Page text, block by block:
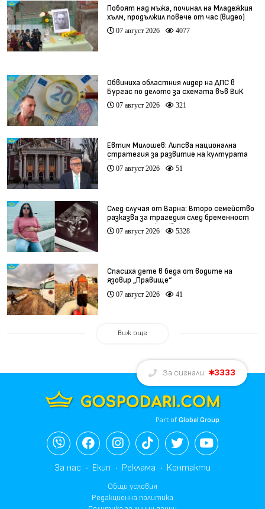
Побоят над мъжа, починал на Младежкия
хълм, продължил повече от час (видео)
07 август 2026 4077
Обвиниха областния лидер на ДПС в
Бургас по делото за схемата във ВиК
07 август 2026 321
Евтим Милошев: Липсва национална
стратегия за развитие на културата
(видео)
07 август 2026 51
След случая от Варна: Второ семейство
разказва за трагедия след бременност
при същия лекар (видео)
07 август 2026 5328
Спасиха дете в беда от водите на
язовир „Правище“
07 август 2026 41
Виж още
За сигнали: 3333
Part ofGlobal Group
За нас Екип Реклама Контакти
Общи условия
Редакционна политика